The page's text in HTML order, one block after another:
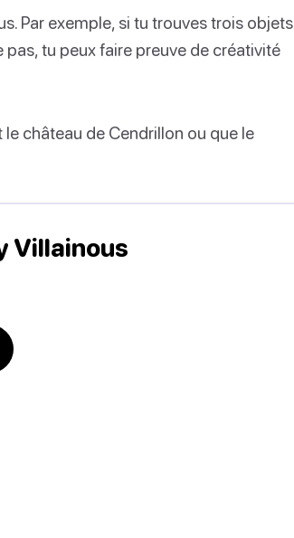
Par exemple, si tu trouves trois objets
pas, tu peux faire preuve de créativité
château de Cendrillon ou que le
Villainous